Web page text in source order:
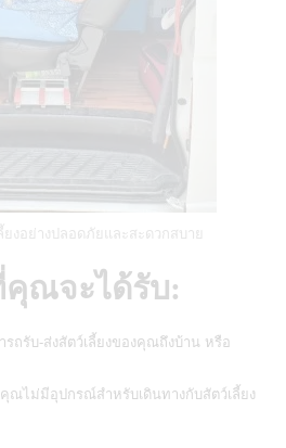
ยงอย่างปลอดภัยและสะดวกสบาย
คุณจะได้รับ:
รถรับ-ส่งสัตว์เลี้ยงของคุณถึงบ้าน หรือ
ณไม่มีอุปกรณ์สำหรับเดินทางกับสัตว์เลี้ยง